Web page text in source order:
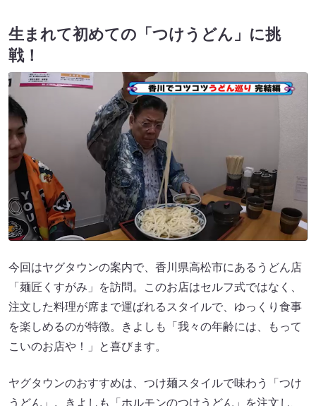
生まれて初めての「つけうどん」に挑
戦！
今回はヤグタウンの案内で、香川県高松市にあるうどん店
「麺匠くすがみ」を訪問。このお店はセルフ式ではなく、
注文した料理が席まで運ばれるスタイルで、ゆっくり食事
を楽しめるのが特徴。きよしも「我々の年齢には、もって
こいのお店や！」と喜びます。
ヤグタウンのおすすめは、つけ麺スタイルで味わう「つけ
うどん」。きよしも「ホルモンのつけうどん」を注文し、